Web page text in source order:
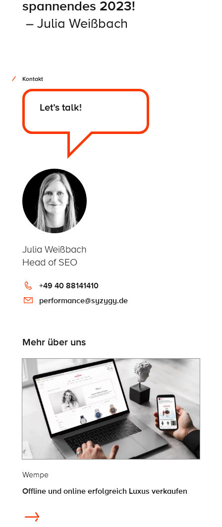
spannendes 2023!
– Julia Weißbach
Kontakt
Let’s talk!
Julia Weißbach
Head of SEO
+49 40 88141410
performance@syzygy.de
Mehr über uns
Wempe
Offline und online erfolgreich Luxus verkaufen